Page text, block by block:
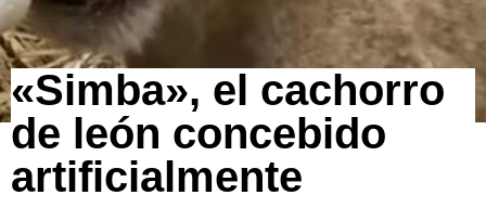
«Simba», el cachorro
de león concebido
artificialmente